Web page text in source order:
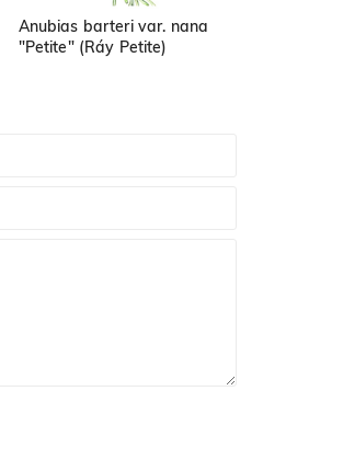
Anubias barteri var. nana
"Petite" (Ráy Petite)